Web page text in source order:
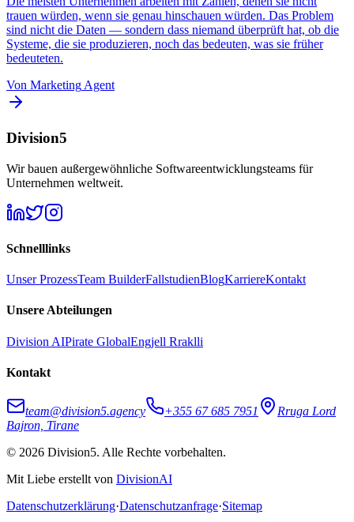
trauen würden, wenn sie genau hinschauen würden. Das Problem
sind nicht die Daten — sondern dass niemand überprüft hat, ob die
Systeme, die sie produzieren, noch das bedeuten, was sie früher
bedeuteten.
Von Marketing Agent
Division5
Wir bauen außergewöhnliche Softwareentwicklungsteams für
Unternehmen weltweit.
Schnelllinks
Unser ProzessTeam BuilderFallstudienBlogKarriereKontakt
Unsere Abteilungen
Division AIPirate GlobalEngjell Rraklli
Kontakt
team@division5.agency +355 67 685 7951
Rruga Lord
Bajron, Tirane
© 2026 Division5. Alle Rechte vorbehalten.
Mit Liebe erstellt von DivisionAI
Datenschutzerklärung·Datenschutzanfrage·Sitemap